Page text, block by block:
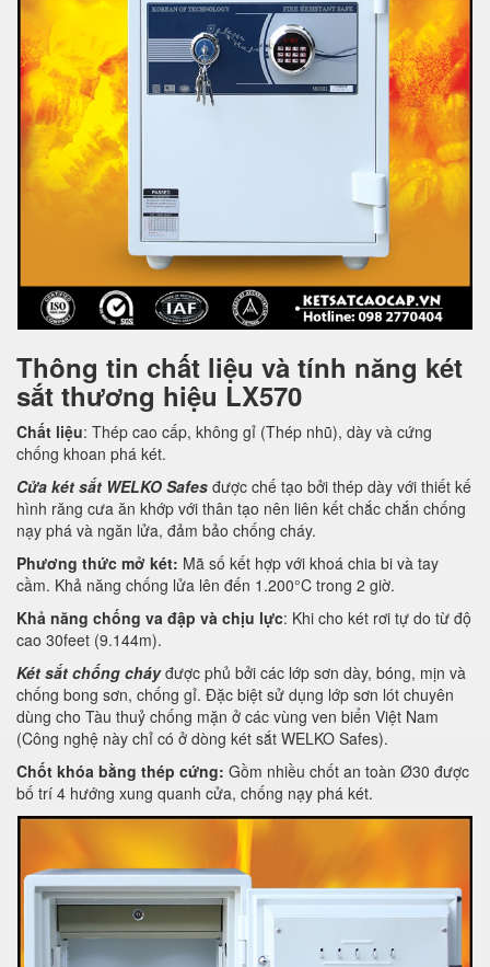
Thông tin chất liệu và tính năng két
sắt thương hiệu LX570
Chất liệu: Thép cao cấp, không gỉ (Thép nhũ), dày và cứng
chống khoan phá két.
Cửa két sắt WELKO Safes được chế tạo bởi thép dày với thiết kế
hình răng cưa ăn khớp với thân tạo nên liên kết chắc chắn chống
nạy phá và ngăn lửa, đảm bảo chống cháy.
Phương thức mở két: Mã số kết hợp với khoá chia bi và tay
cầm. Khả năng chống lửa lên đến 1.200°C trong 2 giờ.
Khả năng chống va đập và chịu lực: Khi cho két rơi tự do từ độ
cao 30feet (9.144m).
Két sắt chống cháyđược phủ bởi các lớp sơn dày, bóng, mịn và
chống bong sơn, chống gỉ. Đặc biệt sử dụng lớp sơn lót chuyên
dùng cho Tàu thuỷ chống mặn ở các vùng ven biển Việt Nam
(Công nghệ này chỉ có ở dòng két sắt WELKO Safes).
Chốt khóa bằng thép cứng: Gồm nhiều chốt an toàn Ø30 được
bố trí 4 hướng xung quanh cửa, chống nạy phá két.